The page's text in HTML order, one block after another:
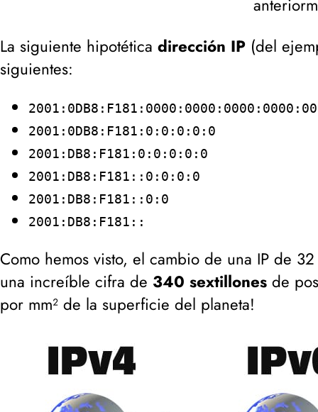
La siguiente hipotética dirección IP (del
siguientes:
2001:0DB8:F181:0:0:0:0:0
2001:DB8:F181:0:0:0:0:0
2001:DB8:F181::0:0:0:0
2001:DB8:F181::0:0
2001:DB8:F181::
Como hemos visto, el cambio de una IP de
una increíble cifra de 340 sextillones de
por mm² de la superficie del planeta!